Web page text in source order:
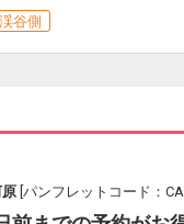
谷側
[パンフレットコード：